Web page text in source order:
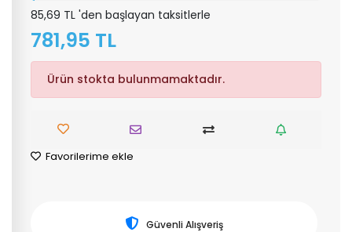
85,69 TL 'den başlayan taksitlerle
781,95 TL
Ürün stokta bulunmamaktadır.
Favorilerime ekle
Güvenli Alışveriş